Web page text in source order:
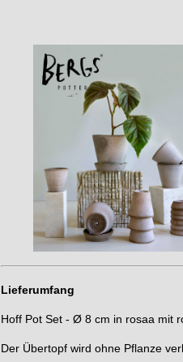
Lieferumfang
Hoff Pot Set - Ø 8 cm in rosaa mit
Der Übertopf wird ohne Pflanze